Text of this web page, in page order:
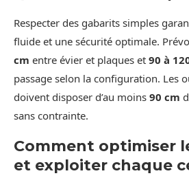
Respecter des gabarits simples
fluide et une sécurité optimale.
cm entre évier et plaques et 90 à
passage selon la configuration. Les
doivent disposer d’au moins 90 cm
sans contrainte.
Comment optimiser
et exploiter chaque